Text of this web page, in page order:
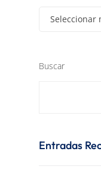
Seleccionar
Buscar
Entradas